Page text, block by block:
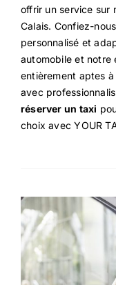
offrir un service sur
Calais. Confiez-
personnalisé et
automobile et notre
entièrement aptes
avec
réserver un taxi
choix avec YOUR